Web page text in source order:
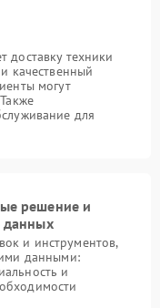
доставку техники
качественный
могут
для
решение и
данных
и инструментов,
данными:
и